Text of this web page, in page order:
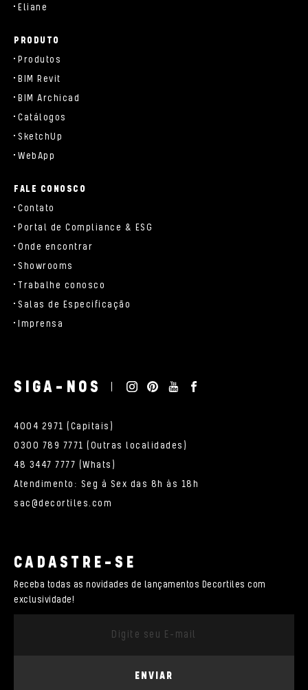
Eliane
PRODUTO
Produtos
BIM Revit
BIM Archicad
Catálogos
SketchUp
WebApp
FALE CONOSCO
Contato
Portal de Compliance & ESG
Onde encontrar
Showrooms
Trabalhe conosco
Salas de Especificação
Imprensa
SIGA-NOS
4004 2971 (Capitais)
0300 789 7771 (Outras localidades)
48 3447 7777 (Whats)
Atendimento: Seg à Sex das 8h às 18h
sac@decortiles.com
CADASTRE-SE
Receba todas as novidades de lançamentos Decortiles com
exclusividade!
ENVIAR